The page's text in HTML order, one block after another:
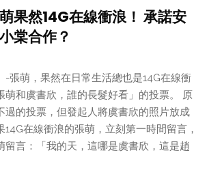
果然14G在線衝浪！ 承諾安
棠合作？
-張萌，果然在日常生活總也是14G在線衝
萌和虞書欣，誰的長髮好看」的投票。 原
過的投票，但發起人將虞書欣的照片放成
14G在線衝浪的張萌，立刻第一時間留言，
留言：「我的天，這哪是虞書欣，這是趙